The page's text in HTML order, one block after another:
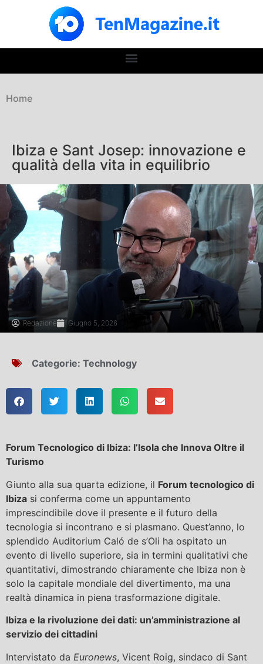
Home
Ibiza e Sant Josep: innovazione e
qualità della vita in equilibrio
Redazione Giugno 5, 2026
Categorie: Technology
Forum Tecnologico di Ibiza: l’Isola che Innova Oltre il
Turismo
Giunto alla sua quarta edizione, il Forum tecnologico di
Ibiza si conferma come un appuntamento
imprescindibile dove il presente e il futuro della
tecnologia si incontrano e si plasmano. Quest’anno, lo
splendido Auditorium Caló de s’Oli ha ospitato un
evento di livello superiore, sia in termini qualitativi che
quantitativi, dimostrando chiaramente che Ibiza non è
solo la capitale mondiale del divertimento, ma una
realtà dinamica in piena trasformazione digitale.
Ibiza e la rivoluzione dei dati: un’amministrazione al
servizio dei cittadini
Intervistato da Euronews, Vicent Roig, sindaco di Sant